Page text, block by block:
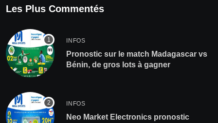
Les Plus Commentés
INFOS
Pronostic sur le match Madagascar vs
Bénin, de gros lots à gagner
INFOS
Neo Market Electronics pronostic